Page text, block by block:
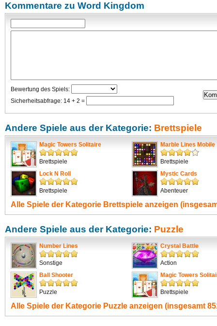
Kommentare zu Word Kingdom
Bewertung des Spiels:
Sicherheitsabfrage: 14 + 2 =
Andere Spiele aus der Kategorie: Brettspiele
Magic Towers Solitaire
Brettspiele
Marble Lines Mobile
Brettspiele
Lock N Roll
Brettspiele
Mystic Cards
Abenteuer
Alle Spiele der Kategorie Brettspiele anzeigen
Andere Spiele aus der Kategorie: Puzzle
Number Lines
Sonstige
Crystal Battle
Action
Ball Shooter
Puzzle
Magic Towers
Brettspiele
Alle Spiele der Kategorie Puzzle anzeigen (insgesamt